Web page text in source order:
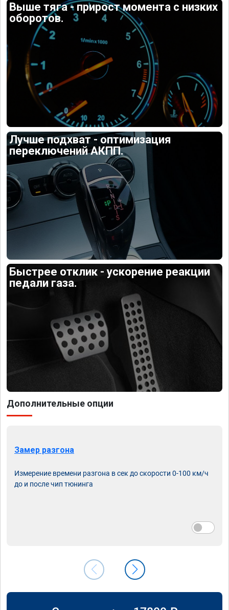
Выше тяга - прирост момента с низких
оборотов.
Лучше подхват - оптимизация
переключений АКПП.
Быстрее отклик - ускорение реакции
педали газа.
Дополнительные опции
Замер разгона
Измерение времени разгона в сек до скорости 0-100 км/ч
до и после чип тюнинга